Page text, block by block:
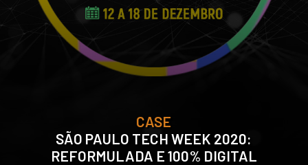
CASE
SÃO PAULO TECH WEEK 2020:
REFORMULADA E 100% DIGITAL